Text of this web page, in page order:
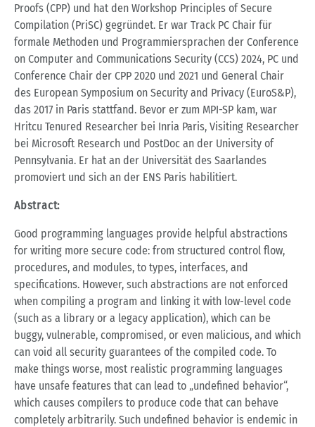
Proofs (CPP) und hat den Workshop Principles of Secure
Compilation (PriSC) gegründet. Er war Track PC Chair für
formale Methoden und Programmiersprachen der Conference
on Computer and Communications Security (CCS) 2024, PC und
Conference Chair der CPP 2020 und 2021 und General Chair
des European Symposium on Security and Privacy (EuroS&P),
das 2017 in Paris stattfand. Bevor er zum MPI-SP kam, war
Hritcu Tenured Researcher bei Inria Paris, Visiting Researcher
bei Microsoft Research und PostDoc an der University of
Pennsylvania. Er hat an der Universität des Saarlandes
promoviert und sich an der ENS Paris habilitiert.
Abstract:
Good programming languages provide helpful abstractions
for writing more secure code: from structured control flow,
procedures, and modules, to types, interfaces, and
specifications. However, such abstractions are not enforced
when compiling a program and linking it with low-level code
(such as a library or a legacy application), which can be
buggy, vulnerable, compromised, or even malicious, and which
can void all security guarantees of the compiled code. To
make things worse, most realistic programming languages
have unsafe features that can lead to „undefined behavior“,
which causes compilers to produce code that can behave
completely arbitrarily. Such undefined behavior is endemic in